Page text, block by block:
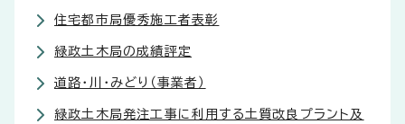
住宅都市局優秀施工者表彰
緑政土木局の成績評定
道路・川・みどり（事業者）
緑政土木局発注工事に利用する土質改良プラント及